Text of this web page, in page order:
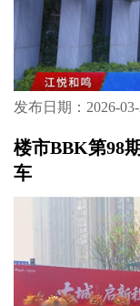
发布日期：2026-
楼市BBK第98
车